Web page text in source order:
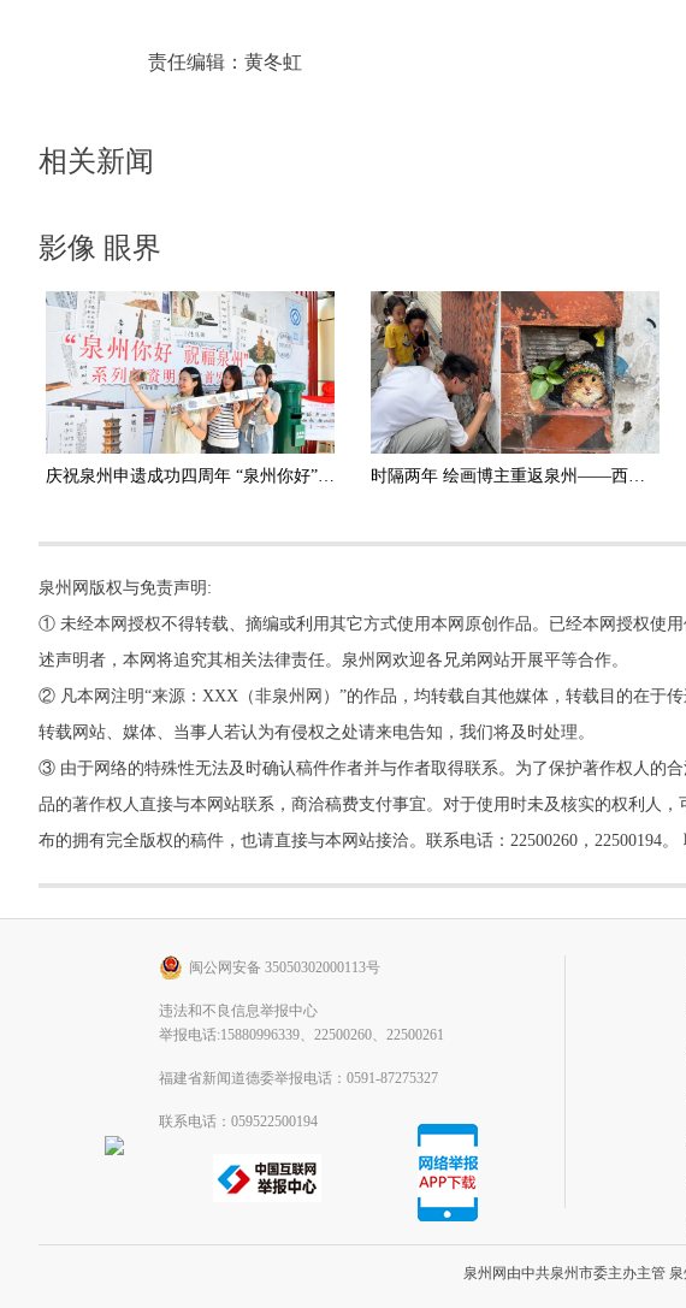
责任编辑： 黄冬虹
相关新闻
影像 眼界
庆祝泉州申遗成功四周年 “泉州你好”系列明信片首发 时隔两年 绘画博主重返泉州——西街“簪花鼠”墙绘焕新颜
泉州网版权与免责声明:
① 未经本网授权不得转载、摘编或利用其它方式使用本网原创作品。已经本网授权使
述声明者，本网将追究其相关法律责任。泉州网欢迎各兄弟网站开展平等合作。
② 凡本网注明“来源：XXX（非泉州网）”的作品，均转载自其他媒体，转载目的在于
转载网站、媒体、当事人若认为有侵权之处请来电告知，我们将及时处理。
③ 由于网络的特殊性无法及时确认稿件作者并与作者取得联系。为了保护著作权人的
品的著作权人直接与本网站联系，商洽稿费支付事宜。对于使用时未及核实的权利人
布的拥有完全版权的稿件，也请直接与本网站接洽。联系电话：22500260，22500194。
闽公网安备 35050302000113号
违法和不良信息举报中心
举报电话:15880996339、22500260、22500261
福建省新闻道德委举报电话：0591-87275327
联系电话：059522500194
泉州网由中共泉州市委主办主管